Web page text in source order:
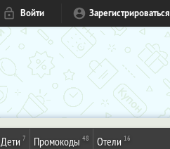
Войти Зарегистрироваться
Дети 7 Промокоды 48 Отели 16